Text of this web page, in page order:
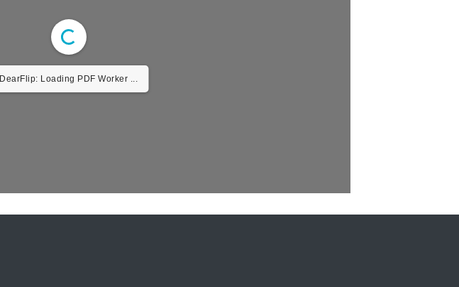
DearFlip: Loading PDF Worker ...